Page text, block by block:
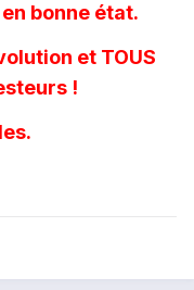
bonne état.
et TOUS
!